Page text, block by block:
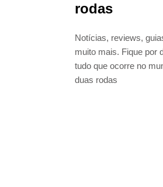
rodas
Notícias, reviews,
muito mais. Fique por
tudo que ocorre no
duas rodas